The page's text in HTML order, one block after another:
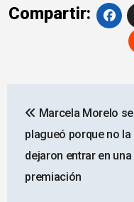
Compartir:
de
entradas
Marcela Morelo se
plagueó porque no la
dejaron entrar en una
premiación